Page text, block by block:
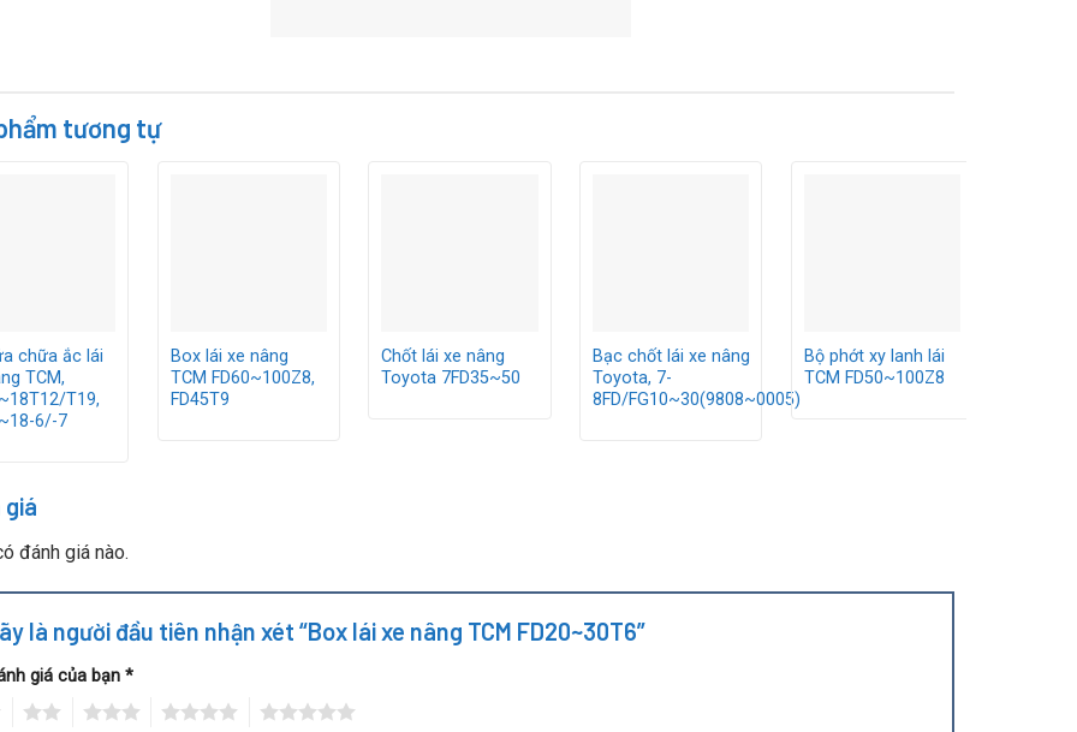
tương tự
chữa ắc lái
TCM,
T19,
6/-7
Box lái xe nâng
TCM FD60~100Z8,
FD45T9
Chốt lái xe nâng
Toyota 7FD35~50
Bạc chốt lái xe nâng
Toyota, 7-
8FD/FG10~30(9808~0005)
Bộ phớt xy lanh lái
TCM FD50~100Z8
đánh giá nào.
là người đầu tiên nhận xét “Box lái xe nâng TCM FD20~30T6”
giá của bạn *